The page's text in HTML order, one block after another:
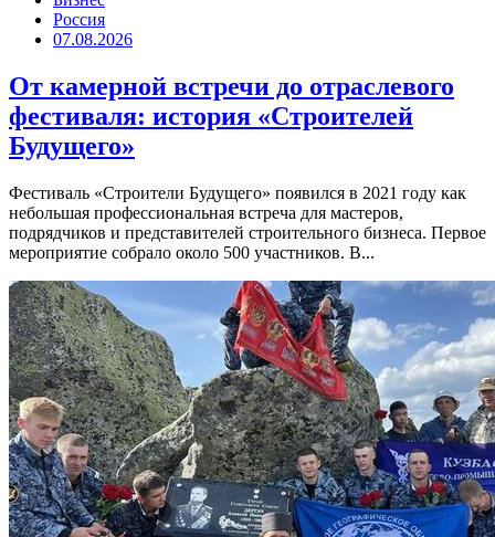
Россия
07.08.2026
От камерной встречи до отраслевого
фестиваля: история «Строителей
Будущего»
Фестиваль «Строители Будущего» появился в 2021 году как
небольшая профессиональная встреча для мастеров,
подрядчиков и представителей строительного бизнеса. Первое
мероприятие собрало около 500 участников. В...